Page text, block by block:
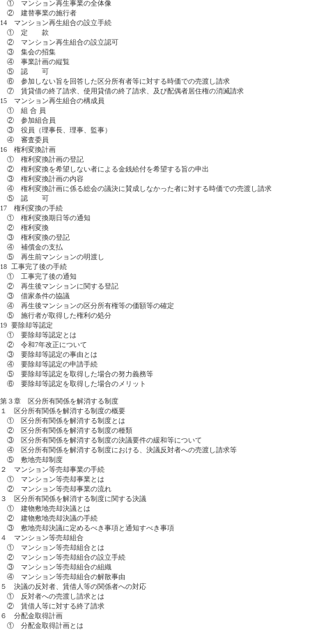
① マンション再生事業の全体像
② 建替事業の施行者
14 マンション再生組合の設立手続
① 定 款
② マンション再生組合の設立認可
③ 集会の招集
④ 事業計画の縦覧
⑤ 認 可
⑥ 参加しない旨を回答した区分所有者等に対する時価での売渡し請求
⑦ 賃貸借の終了請求、使用貸借の終了請求、及び配偶者居住権の消滅請求
15 マンション再生組合の構成員
① 組 合 員
② 参加組合員
③ 役員（理事長、理事、監事）
④ 審査委員
16 権利変換計画
① 権利変換計画の登記
② 権利変換を希望しない者による金銭給付を希望する旨の申出
③ 権利変換計画の内容
④ 権利変換計画に係る総会の議決に賛成しなかった者に対する時価での売渡し請求
⑤ 認 可
17 権利変換の手続
① 権利変換期日等の通知
② 権利変換
③ 権利変換の登記
④ 補償金の支払
⑤ 再生前マンションの明渡し
18 工事完了後の手続
① 工事完了後の通知
② 再生後マンションに関する登記
③ 借家条件の協議
④ 再生後マンションの区分所有権等の価額等の確定
⑤ 施行者が取得した権利の処分
19 要除却等認定
① 要除却等認定とは
② 令和7年改正について
③ 要除却等認定の事由とは
④ 要除却等認定の申請手続
⑤ 要除却等認定を取得した場合の努力義務等
⑥ 要除却等認定を取得した場合のメリット
第３章 区分所有関係を解消する制度
１ 区分所有関係を解消する制度の概要
① 区分所有関係を解消する制度とは
② 区分所有関係を解消する制度の種類
③ 区分所有関係を解消する制度の決議要件の緩和等について
④ 区分所有関係を解消する制度における、決議反対者への売渡し請求等
⑤ 敷地売却制度
２ マンション等売却事業の手続
① マンション等売却事業とは
② マンション等売却事業の流れ
３ 区分所有関係を解消する制度に関する決議
① 建物敷地売却決議とは
② 建物敷地売却決議の手続
③ 敷地売却決議に定めるべき事項と通知すべき事項
４ マンション等売却組合
① マンション等売却組合とは
② マンション等売却組合の設立手続
③ マンション等売却組合の組織
④ マンション等売却組合の解散事由
５ 決議の反対者、賃借人等の関係者への対応
① 反対者への売渡し請求とは
② 賃借人等に対する終了請求
６ 分配金取得計画
① 分配金取得計画とは